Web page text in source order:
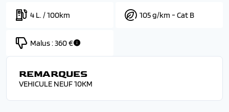
4 L. / 100km 105 g/km - Cat B
Malus :360 €
REMARQUES
VEHICULE NEUF 10KM